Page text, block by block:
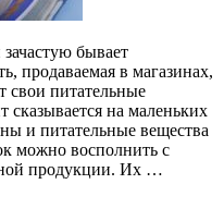
бывает
продаваемая в магазинах,
свои питательные
сказывается на маленьких
и питательные вещества
можно восполнить с
продукции. Их …